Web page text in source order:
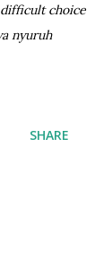
choice
nyuruh
SHARE